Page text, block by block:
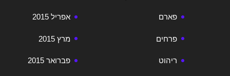
אפריל 2015
מרץ 2015
פברואר 2015
פארם
פרחים
ריהוט